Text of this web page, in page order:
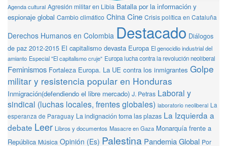
Agenda cultural Agresión militar en Libia Batalla por la información y
espionaje global Cambio climático China Cine Crisis política en Cataluña
Derechos Humanos en Colombia Destacado Diálogos
de paz 2012-2015 El capitalismo devasta Europa El genocidio industrial del
amianto Especial "El capitalismo cruje" Europa lucha contra la revolución neoliberal
Feminismos Fortaleza Europa. La UE contra los inmigrantes Golpe
militar y resistencia popular en Honduras
Inmigración(defendiendo el libre mercado) J. Petras Laboral y
sindical (luchas locales, frentes globales) laboratorio neoliberal La
esperanza de Paraguay La indignación toma las plazas La Izquierda a
debate Leer Libros y documentos Masacre en Gaza Monarquía frente a
República Música Opinión (Es) Palestina Pandemia Global Por